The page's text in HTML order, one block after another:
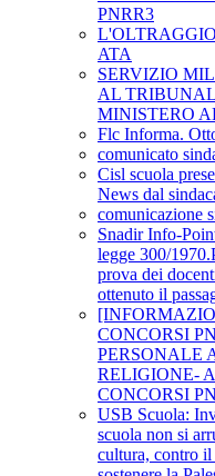
PNRR3
ATA
SERVIZIO
AL
MINISTERO
Flc Informa.
comunicato
Cisl scuola
News dal
comunicazione
Snadir Info-
legge 300/
prova dei
ottenuto il
CONCORSI
PERSONALE
RELIGIONE-
CONCORSI
USB Scuola:
scuola non si
cultura, contro